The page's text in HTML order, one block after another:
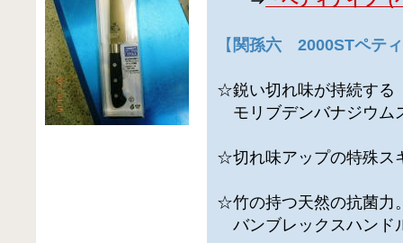
【 関孫六 2000STペテ
☆鋭い切れ味が持続する
モリブデンバナジウム
☆切れ味アップの特殊ス
☆竹の持つ天然の抗菌力
バンブレックスハンド